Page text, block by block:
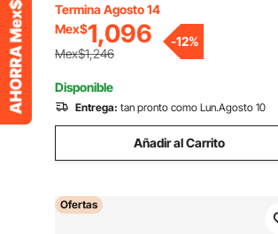
expositor independiente, para cocina,
bar y bodega (color natural)
Termina Agosto 14
Mex$1,096
Mex$1,246
-12%
Disponible
Entrega: tan pronto como Lun.Agosto 10
Añadir al Carrito
Ofertas